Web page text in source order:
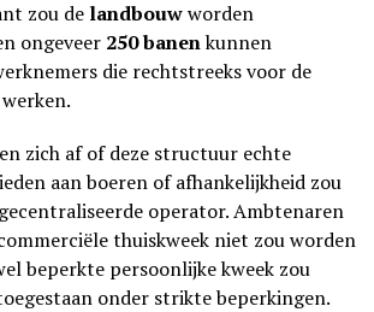
zou de landbouwworden
ongeveer 250 banenkunnen
die rechtstreeks voor de
zich af of deze structuur echte
aan boeren of afhankelijkheid zou
operator. Ambtenaren
thuiskweek niet zou worden
beperkte persoonlijke kweek zou
onder strikte beperkingen.